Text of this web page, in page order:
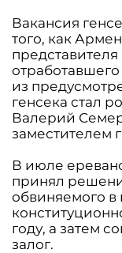
Вакансия
того, как
из
генсека стал
Валерий
заместителем
В июле
принял
обвиняемого
году, а затем
залог.